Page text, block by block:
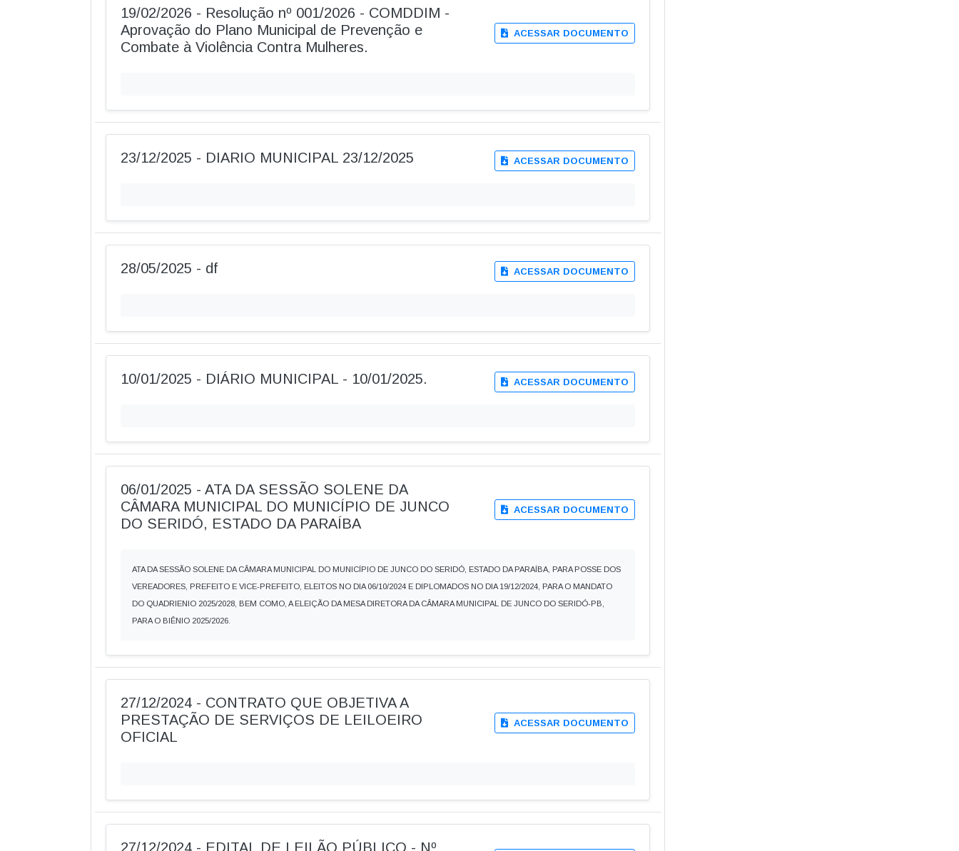
19/02/2026 - Resolução nº 001/2026 - COMDDIM -
Aprovação do Plano Municipal de Prevenção e
Combate à Violência Contra Mulheres.
ACESSAR DOCUMENTO
23/12/2025 - DIARIO MUNICIPAL 23/12/2025 ACESSAR DOCUMENTO
28/05/2025 - df ACESSAR DOCUMENTO
10/01/2025 - DIÁRIO MUNICIPAL - 10/01/2025. ACESSAR DOCUMENTO
06/01/2025 - ATA DA SESSÃO SOLENE DA
CÂMARA MUNICIPAL DO MUNICÍPIO DE JUNCO
DO SERIDÓ, ESTADO DA PARAÍBA
ACESSAR DOCUMENTO
ATA DA SESSÃO SOLENE DA CÂMARA MUNICIPAL DO MUNICÍPIO DE JUNCO DO SERIDÓ, ESTADO DA PARAÍBA, PARA POSSE DOS
VEREADORES, PREFEITO E VICE-PREFEITO, ELEITOS NO DIA 06/10/2024 E DIPLOMADOS NO DIA 19/12/2024, PARA O MANDATO
DO QUADRIENIO 2025/2028, BEM COMO, A ELEIÇÃO DA MESA DIRETORA DA CÂMARA MUNICIPAL DE JUNCO DO SERIDÓ-PB,
PARA O BIÊNIO 2025/2026.
27/12/2024 - CONTRATO QUE OBJETIVA A
PRESTAÇÃO DE SERVIÇOS DE LEILOEIRO
OFICIAL
ACESSAR DOCUMENTO
27/12/2024 - EDITAL DE LEILÃO PÚBLICO - Nº